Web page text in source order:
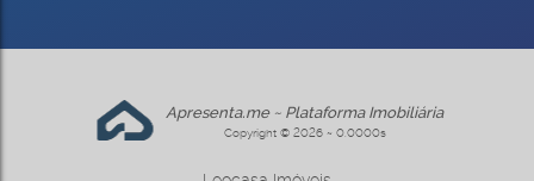
Apresenta.me ~ Plataforma Imobiliária
Copyright © 2026 ~ 0.0000s